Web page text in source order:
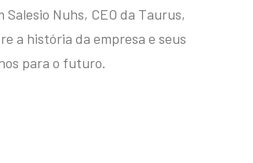
Salesio Nuhs, CEO da Taurus,
a história da empresa e seus
para o futuro.